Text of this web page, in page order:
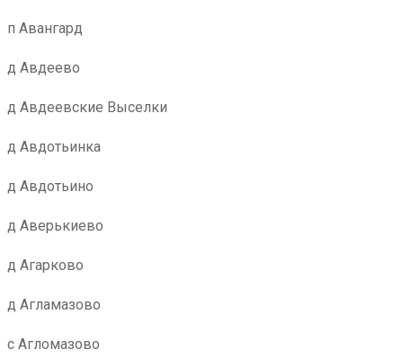
п Авангард
д Авдеево
д Авдеевские Выселки
д Авдотьинка
д Авдотьино
д Аверькиево
д Агарково
д Агламазово
с Агломазово